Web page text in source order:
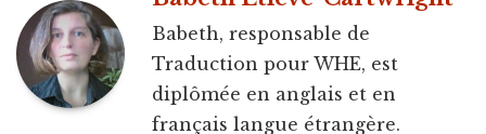
Babeth, responsable de
Traduction pour WHE, est
diplômée en anglais et en
français langue étrangère.